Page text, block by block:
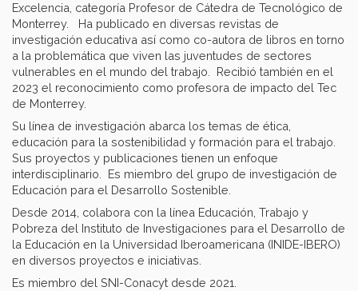
Excelencia, categoría Profesor de Cátedra de Tecnológico de
Monterrey. Ha publicado en diversas revistas de
investigación educativa así como co-autora de libros en torno
a la problemática que viven las juventudes de sectores
vulnerables en el mundo del trabajo. Recibió también en el
2023 el reconocimiento como profesora de impacto del Tec
de Monterrey.
Su línea de investigación abarca los temas de ética,
educación para la sostenibilidad y formación para el trabajo.
Sus proyectos y publicaciones tienen un enfoque
interdisciplinario. Es miembro del grupo de investigación de
Educación para el Desarrollo Sostenible.
Desde 2014, colabora con la línea Educación, Trabajo y
Pobreza del Instituto de Investigaciones para el Desarrollo de
la Educación en la Universidad Iberoamericana (INIDE-IBERO)
en diversos proyectos e iniciativas.
Es miembro del SNI-Conacyt desde 2021.